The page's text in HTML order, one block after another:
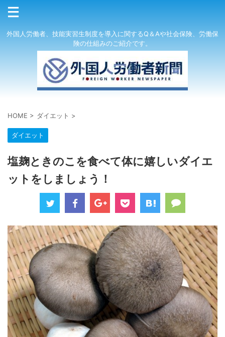
外国人労働者、技能実習生制度を導入に関するQ＆Aや社会保険、労働保
険の仕組みのご紹介です。
HOME > ダイエット >
ダイエット
塩麹ときのこを食べて体に嬉しいダイエ
ットをしましょう！